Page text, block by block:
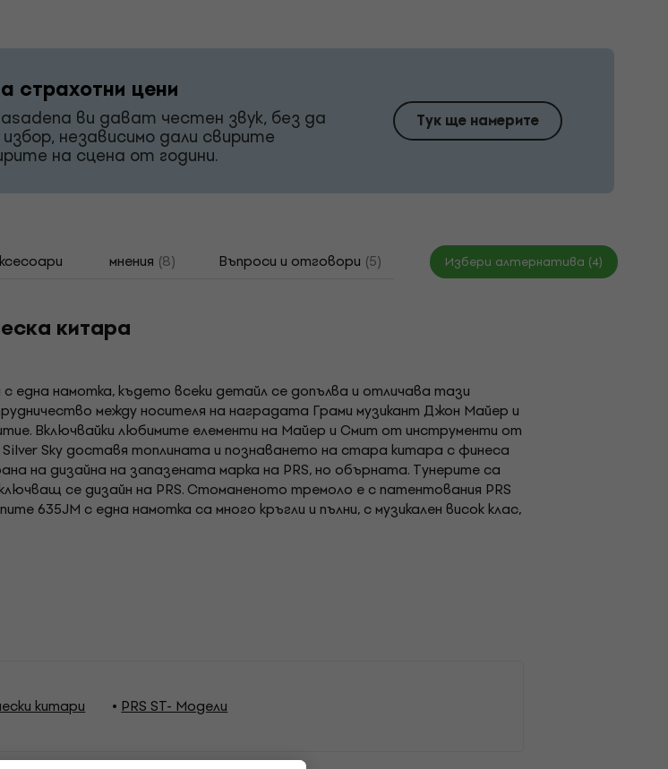
страхотни цени
ви дават честен звук, без да
независимо дали свирите
на сцена от години.
Тук ще намерите
мнения (8) Въпроси и отговори (5) Документи Как да си
Избери алтернатива (4)
китара
една намотка, където всеки детайл се допълва и отличава тази
между носителя на наградата Грами музикант Джон Майер и
Включвайки любимите елементи на Майер и Смит от инструменти от
Silver Sky доставя топлината и познаването на стара китара с финеса
на дизайна на запазената марка на PRS, но обърната. Тунерите са
се дизайн на PRS. Стоманеното тремоло е с патентования PRS
635JM с една намотка са много кръгли и пълни, с музикален висок клас,
китари PRS ST- Модели